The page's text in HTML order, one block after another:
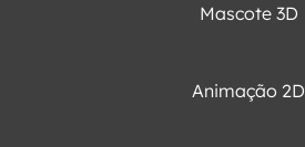
Mascote 3D
Animação 2D